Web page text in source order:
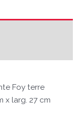
Foy terre
x larg. 27 cm